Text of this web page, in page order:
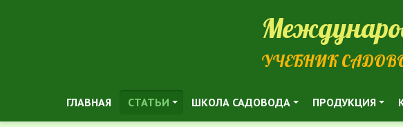
УЧЕБНИК
ГЛАВНАЯ СТАТЬИ ШКОЛА САДОВОДА ПРОДУКЦИЯ